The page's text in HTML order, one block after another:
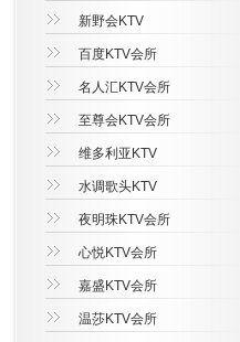
新野会KTV
百度KTV会所
名人汇KTV会所
至尊会KTV会所
维多利亚KTV
水调歌头KTV
夜明珠KTV会所
心悦KTV会所
嘉盛KTV会所
温莎KTV会所